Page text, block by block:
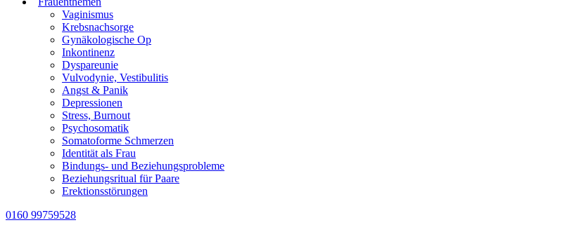
Vaginismus
Krebsnachsorge
Gynäkologische Op
Inkontinenz
Dyspareunie
Vulvodynie, Vestibulitis
Angst & Panik
Depressionen
Stress, Burnout
Psychosomatik
Somatoforme Schmerzen
Identität als Frau
Bindungs- und Beziehungsprobleme
Beziehungsritual für Paare
Erektionsstörungen
0160 99759528